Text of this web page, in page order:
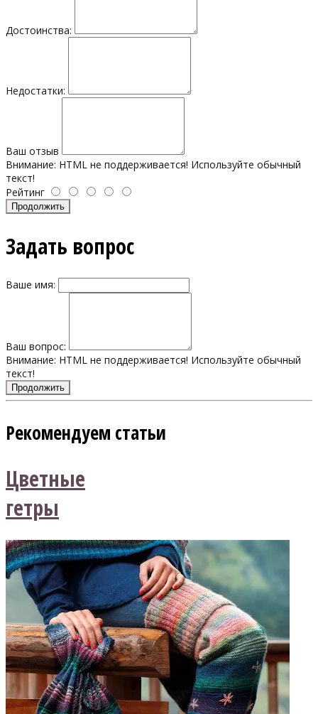
Достоинства:
Недостатки:
Ваш отзыв
Внимание: HTML не поддерживается! Используйте обычный
текст!
Рейтинг
Продолжить
Задать вопрос
Ваше имя:
Ваш вопрос:
Внимание: HTML не поддерживается! Используйте обычный
текст!
Продолжить
Рекомендуем статьи
Цветные
гетры